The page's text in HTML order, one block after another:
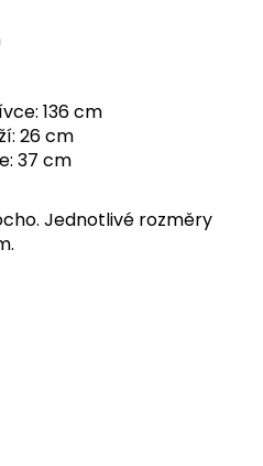
136 cm
26 cm
37 cm
Jednotlivé rozměry